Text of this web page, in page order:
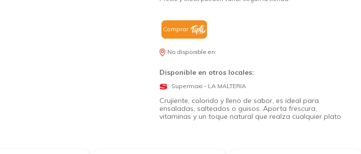
Comprar
No disponible en:
Disponible en otros locales:
Supermaxi - LA MALTERIA
Crujiente, colorido y lleno de sabor, es ideal para
ensaladas, salteados o guisos. Aporta frescura,
vitaminas y un toque natural que realza cualquier plato